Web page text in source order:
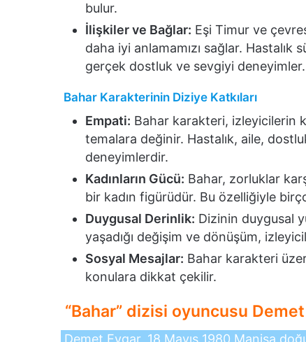
bulur.
İlişkiler ve Bağlar: Eşi Timur ve
daha iyi anlamamızı sağlar.
gerçek dostluk ve sevgiyi deneyimler.
Bahar Karakterinin Diziye Katkıları
Empati: Bahar karakteri, izleyicilerin
temalara değinir. Hastalık, aile,
deneyimlerdir.
Kadınların Gücü: Bahar, zorluklar
bir kadın figürüdür. Bu özelliğiyle
Duygusal Derinlik: Dizinin duygusal
yaşadığı değişim ve dönüşüm,
Sosyal Mesajlar: Bahar karakteri
konulara dikkat çekilir.
“Bahar” dizisi oyuncusu